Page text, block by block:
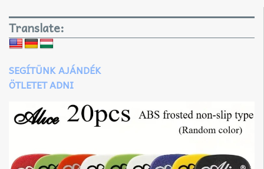
Translate:
SEGÍTÜNK AJÁNDÉK
ÖTLETET ADNI